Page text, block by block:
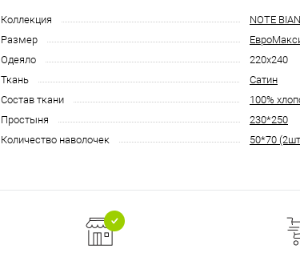
Коллекция
NOTE
Размер
Одеяло
220x240
Ткань
Сатин
Состав ткани
100%
Простыня
230*250
Количество наволочек
50*70